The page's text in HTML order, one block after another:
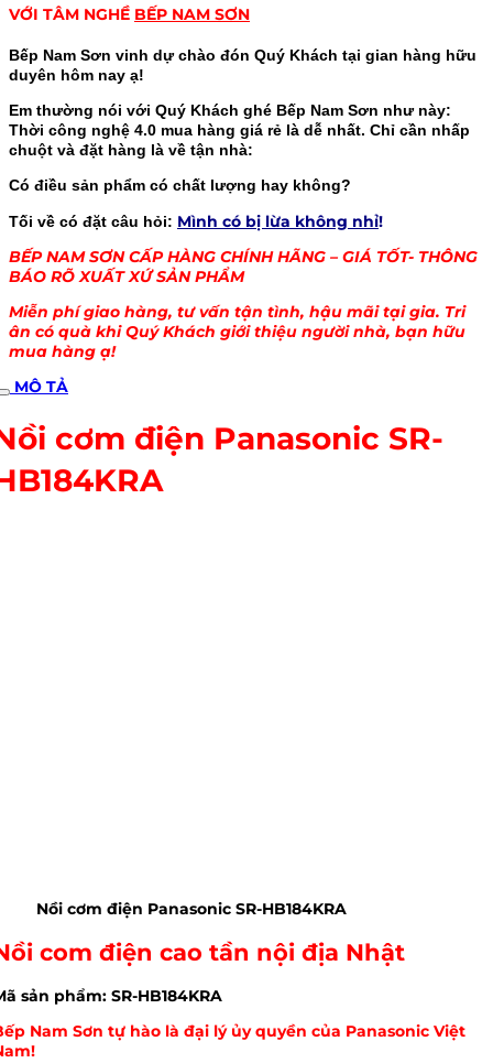
VỚI TÂM NGHỀ BẾP NAM SƠN
Bếp Nam Sơn vinh dự chào đón Quý Khách tại gian hàng hữu
duyên hôm nay ạ!
Em thường nói với Quý Khách ghé Bếp Nam Sơn như này:
Thời công nghệ 4.0 mua hàng giá rẻ là dễ nhất. Chỉ cần nhấp
chuột và đặt hàng là về tận nhà:
Có điều sản phẩm có chất lượng hay không?
Tối về có đặt câu hỏi: Mình có bị lừa không nhỉ!
BẾP NAM SƠN CẤP HÀNG CHÍNH HÃNG – GIÁ TỐT- THÔNG
BÁO RÕ XUẤT XỨ SẢN PHẨM
Miễn phí giao hàng, tư vấn tận tình, hậu mãi tại gia. Tri
ân có quà khi Quý Khách giới thiệu người nhà, bạn hữu
mua hàng ạ!
MÔ TẢ
cơm điện Panasonic SR-
Nồi cơm điện Panasonic SR-HB184KRA
com điện cao tần nội địa Nhật
sản phẩm: SR-HB184KRA
Nam Sơn tự hào là đại lý ủy quyền của Panasonic Việt